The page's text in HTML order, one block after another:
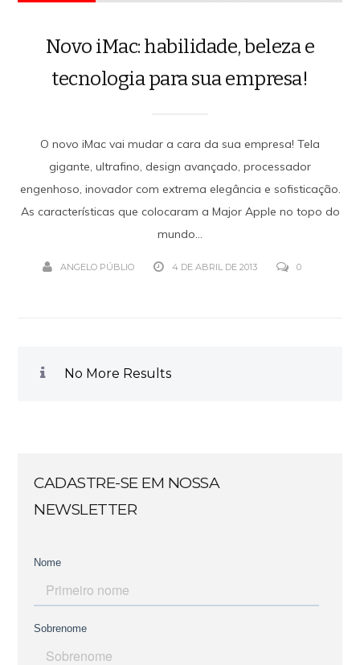
Novo iMac: habilidade, beleza e
tecnologia para sua empresa!
O novo iMac vai mudar a cara da sua empresa! Tela
gigante, ultrafino, design avançado, processador
engenhoso, inovador com extrema elegância e sofisticação.
As características que colocaram a Major Apple no topo do
mundo...
ANGELO PÚBLIO 4 DE ABRIL DE 2013 0
No More Results
CADASTRE-SE EM NOSSA
NEWSLETTER